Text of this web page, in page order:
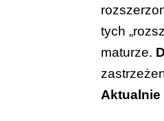
tych
maturze.
Aktualnie